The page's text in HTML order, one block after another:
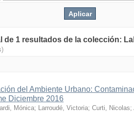
de 1 resultados de la colección:
del Ambiente Urbano:
Diciembre 2016
Mónica; Larroudé, Victoria; Curti, Nicolas;